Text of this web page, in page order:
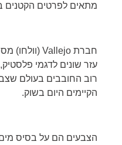
מתאים לפרטים הקטנים
חברת Vallejo (וולחו)
עזר שונים לדגמי
רוב החובבים בעולם
הקיימים היום בשוק.
הצבעים הם על בסיס